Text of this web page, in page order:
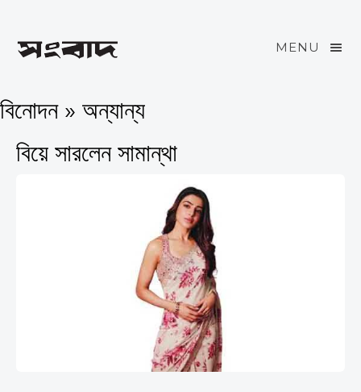
MENU
বিনোদন » অন্যান্য
বিয়ে সারলেন সামান্থা